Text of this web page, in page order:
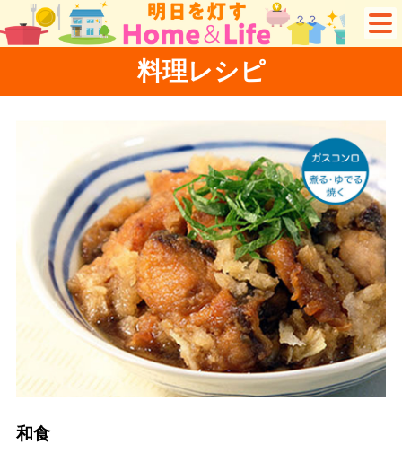
料理レシピ
和食